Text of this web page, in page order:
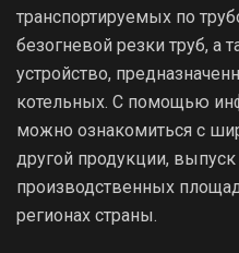
транспортируемых по
безогневой резки труб, а
устройство,
котельных. С помощью
можно ознакомиться с
другой продукции,
производственных
регионах страны.